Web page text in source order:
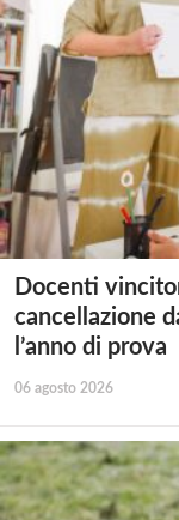
Docenti
cancellazione
l’anno di prova
06 agosto 2026